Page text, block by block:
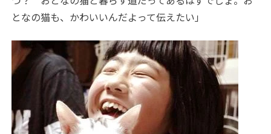
となの猫も、かわいいんだよって伝えたい」